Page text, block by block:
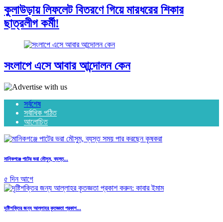
কুলাউড়ায় লিফলেট বিতরণে গিয়ে মারধরের শিকার
ছাত্রলীগ কর্মী!
সংলাপে এসে আবার আন্দোলন কেন
সর্বশেষ
সর্বাধিক পঠিত
আলোচিত
মানিকগঞ্জে পাটের ভরা মৌসুম, ব্যস্ত...
৫ দিন আগে
দৃষ্টিশক্তির জন্য আল্লাহর কৃতজ্ঞতা প্রকাশ...